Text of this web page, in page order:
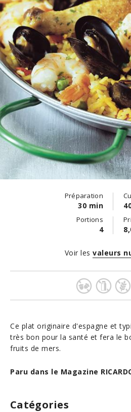
Préparation
30 min
Portions
4
Ce plat originaire d'espagne et
très bon pour la santé et fera le
fruits de mers.
Paru dans le Magazine
Voir les valeurs
Catégories